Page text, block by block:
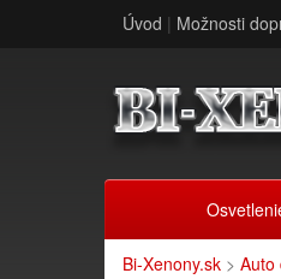
Úvod | Možnosti
Bi-Xenony.sk > Auto